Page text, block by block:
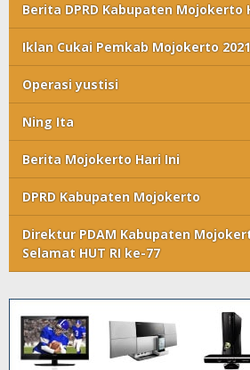
Berita DPRD Kabupaten Mojokerto
Iklan Cukai Pemkab Mojokerto 2021
Operasi yustisi
Ning Ita
Berita Mojokerto Hari Ini
DPRD Kabupaten Mojokerto
Direktur PDAM Kabupaten
Selamat HUT RI ke-77